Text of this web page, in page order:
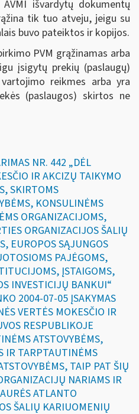
išvardytų dokumentų
tik tuo atveju, jeigu su
buvo pateiktos ir kopijos.
PVM grąžinamas arba
įsigytų prekių (paslaugų)
reikmes arba yra
(paslaugos) skirtos ne
NR. 442 „DĖL
IR AKCIZŲ TAIKYMO
SKIRTOMS
KONSULINĖMS
ORGANIZACIJOMS,
ORGANIZACIJOS ŠALIŲ
EUROPOS SĄJUNGOS
PAJĖGOMS,
ĮSTAIGOMS,
INVESTICIJŲ BANKUI“
2004-07-05 ĮSAKYMAS
VERTĖS MOKESČIO IR
RESPUBLIKOJE
ATSTOVYBĖMS,
IR TARPTAUTINĖMS
TAIP PAT ŠIŲ
NARIAMS IR
ATLANTO
ŠALIŲ KARIUOMENIŲ